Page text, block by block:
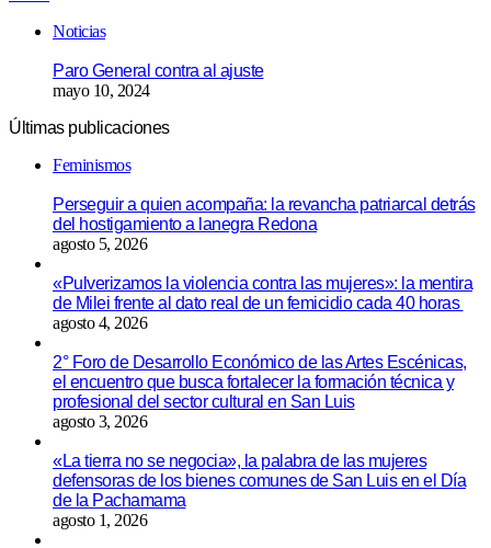
Noticias
Paro General contra al ajuste
mayo 10, 2024
Últimas publicaciones
Feminismos
Perseguir a quien acompaña: la revancha patriarcal detrás
del hostigamiento a lanegra Redona
agosto 5, 2026
«Pulverizamos la violencia contra las mujeres»: la mentira
de Milei frente al dato real de un femicidio cada 40 horas
agosto 4, 2026
2° Foro de Desarrollo Económico de las Artes Escénicas,
el encuentro que busca fortalecer la formación técnica y
profesional del sector cultural en San Luis
agosto 3, 2026
«La tierra no se negocia», la palabra de las mujeres
defensoras de los bienes comunes de San Luis en el Día
de la Pachamama
agosto 1, 2026